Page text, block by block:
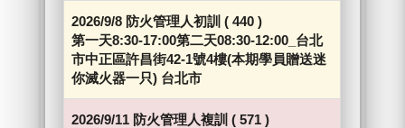
2026/9/8 防火管理人初訓 ( 440 )
第一天8:30-17:00第二天08:30-12:00_台北
市中正區許昌街42-1號4樓(本期學員贈送迷
你滅火器一只) 台北市
2026/9/11 防火管理人複訓 ( 571 )